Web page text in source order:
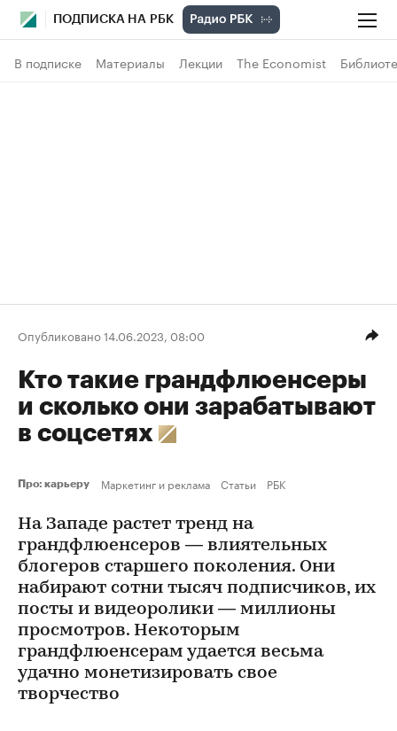
ПОДПИСКА НА РБК
В подписке Материалы Лекции The Economist
Опубликовано 14.06.2023, 08:00
Кто такие грандфлюенсеры
и сколько они зарабатывают
в соцсетях
Про: карьеру Маркетинг и реклама Статьи РБК
На Западе растет тренд на
грандфлюенсеров — влиятельных
блогеров старшего поколения. Они
набирают сотни тысяч подписчиков, их
посты и видеоролики — миллионы
просмотров. Некоторым
грандфлюенсерам удается весьма
удачно монетизировать свое
творчество